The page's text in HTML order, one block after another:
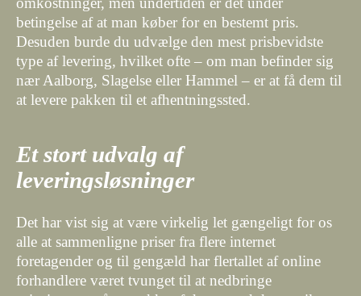
betingelse af at man køber for en bestemt pris.
Desuden burde du udvælge den mest prisbevidste
type af levering, hvilket ofte – om man befinder sig
nær Aalborg, Slagelse eller Hammel – er at få dem til
at levere pakken til et afhentningssted.
Et stort udvalg af
leveringsløsninger
Det har vist sig at være virkelig let gængeligt for os
alle at sammenligne priser fra flere internet
foretagender og til gengæld har flertallet af online
forhandlere været tvunget til at nedbringe